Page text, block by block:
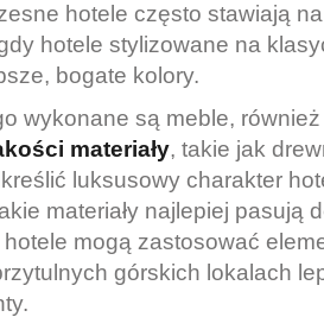
hotele często stawiają
hotele stylizowane na
bogate kolory.
wykonane są meble,
materiały, takie jak
luksusowy charakter
materiały najlepiej pasują
mogą zastosować
górskich lokalach